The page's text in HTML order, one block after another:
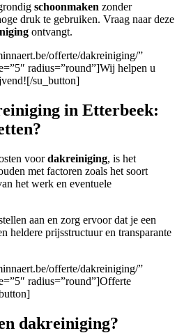
schoonmaken zonder
druk te gebruiken. Vraag naar deze
ontvangt.
offerte/dakreiniging/”
radius=”round”]Wij helpen u
su_button]
in Etterbeek:
voordakreiniging, is het
met factoren zoals het soort
het werk en eventuele
aan en zorg ervoor dat je een
heldere prijsstructuur en transparante
offerte/dakreiniging/”
radius=”round”]Offerte
dakreiniging?